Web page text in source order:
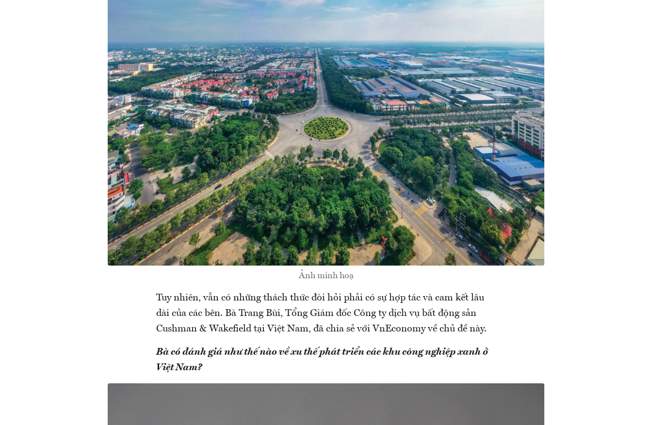
Ảnh minh hoạ
Tuy nhiên, vẫn có những thách thức đòi hỏi phải có sự hợp tác và cam kết lâu
dài của các bên. Bà Trang Bùi, Tổng Giám đốc Công ty dịch vụ bất động sản
Cushman & Wakefield tại Việt Nam, đã chia sẻ với VnEconomy về chủ đề này.
Bà có đánh giá như thế nào về xu thế phát triển các khu công nghiệp xanh ở
Việt Nam?